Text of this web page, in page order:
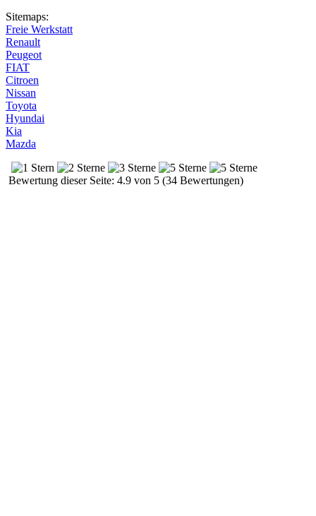
Sitemaps:
Freie Werkstatt
Renault
Peugeot
FIAT
Citroen
Nissan
Toyota
Hyundai
Kia
Mazda
Bewertung dieser Seite: 4.9 von 5 (34 Bewertungen)